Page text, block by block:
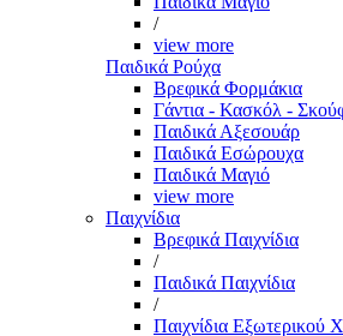
/
view more
Παιδικά Ρούχα
Βρεφικά Φορμάκια
Γάντια - Κασκόλ -
Παιδικά Αξεσουάρ
Παιδικά Εσώρουχα
Παιδικά Μαγιό
view more
Παιχνίδια
Βρεφικά Παιχνίδια
/
Παιδικά Παιχνίδια
/
Παιχνίδια Εξωτερικού